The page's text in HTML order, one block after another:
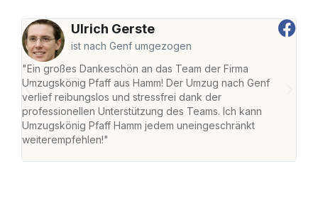
Ulrich Gerste
ist nach Genf umgezogen
"Ein großes Dankeschön an das Team der Firma
Umzugskönig Pfaff aus Hamm! Der Umzug nach Genf
verlief reibungslos und stressfrei dank der
professionellen Unterstützung des Teams. Ich kann
Umzugskönig Pfaff Hamm jedem uneingeschränkt
weiterempfehlen!"